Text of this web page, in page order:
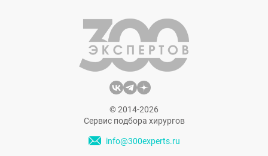
Поэтому коэнзим также играет ключевую
роль в сохранении молодости и красоты.
Но, в отличие от коллагена или
гиалуроновой кислоты, о нем говорят
редко. И сейчас мы исправим эту ошибку
— расскажем, что из себя представляет
коэнзим Q10.
© 2014-2026
Сервис подбора хирургов
info@300experts.ru